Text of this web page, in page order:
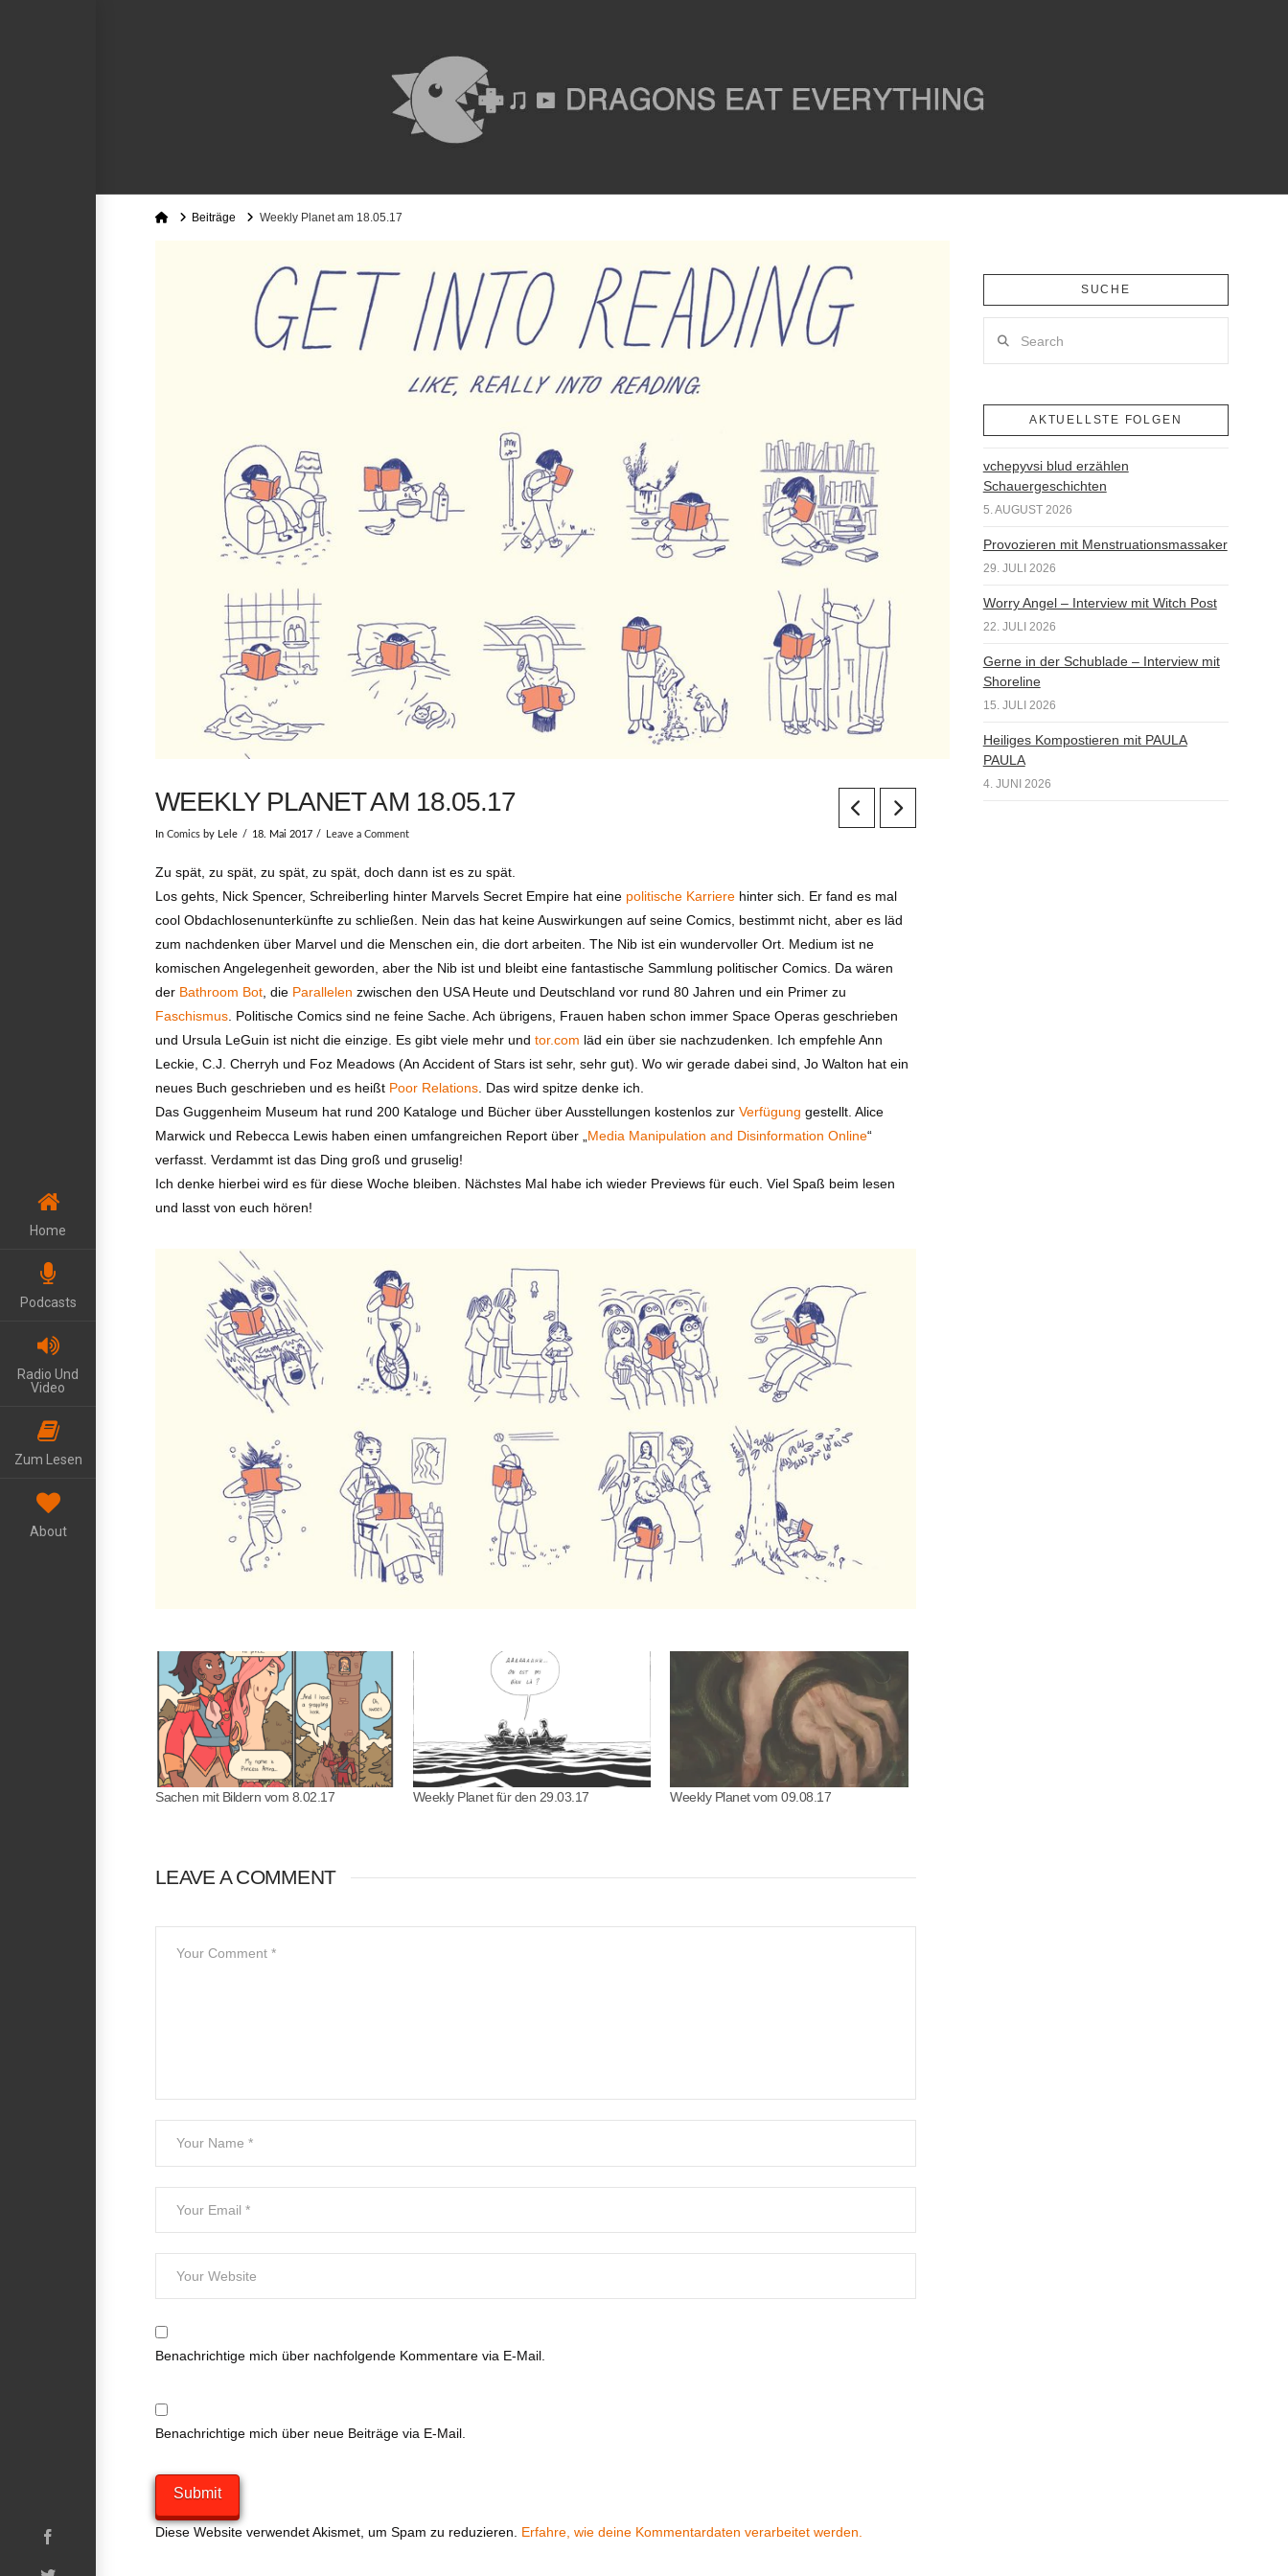
Home
Podcasts
Radio Und
Video
Zum Lesen
About
HomeBeiträge Weekly Planet am 18.05.17
WEEKLY PLANET AM 18.05.17
InComics by Lele 18. Mai 2017 Leave a Comment
Zu spät, zu spät, zu spät, zu spät, doch dann ist es zu spät.
Los gehts, Nick Spencer, Schreiberling hinter Marvels Secret Empire hat eine politische Karriere hinter sich. Er fand es mal
cool Obdachlosenunterkünfte zu schließen. Nein das hat keine Auswirkungen auf seine Comics, bestimmt nicht, aber es läd
zum nachdenken über Marvel und die Menschen ein, die dort arbeiten. The Nib ist ein wundervoller Ort. Medium ist ne
komischen Angelegenheit geworden, aber the Nib ist und bleibt eine fantastische Sammlung politischer Comics. Da wären
der Bathroom Bot , die Parallelen zwischen den USA Heute und Deutschland vor rund 80 Jahren und ein Primer zu
Faschismus . Politische Comics sind ne feine Sache. Ach übrigens, Frauen haben schon immer Space Operas geschrieben
und Ursula LeGuin ist nicht die einzige. Es gibt viele mehr undtor.com läd ein über sie nachzudenken. Ich empfehle Ann
Leckie, C.J. Cherryh und Foz Meadows (An Accident of Stars ist sehr, sehr gut). Wo wir gerade dabei sind, Jo Walton hat ein
neues Buch geschrieben und es heißt Poor Relations . Das wird spitze denke ich.
Das Guggenheim Museum hat rund 200 Kataloge und Bücher über Ausstellungen kostenlos zurVerfügung gestellt. Alice
Marwick und Rebecca Lewis haben einen umfangreichen Report über „ Media Manipulation and Disinformation Online“
verfasst. Verdammt ist das Ding groß und gruselig!
Ich denke hierbei wird es für diese Woche bleiben. Nächstes Mal habe ich wieder Previews für euch. Viel Spaß beim lesen
und lasst von euch hören!
Sachen mit Bildern vom 8.02.17 Weekly Planet für den 29.03.17 Weekly Planet vom 09.08.17
LEAVE A COMMENT
Benachrichtige mich über nachfolgende Kommentare via E-Mail.
Benachrichtige mich über neue Beiträge via E-Mail.
Diese Website verwendet Akismet, um Spam zu reduzieren. Erfahre, wie deine Kommentardaten verarbeitet werden.
SUCHE
AKTUELLSTE FOLGEN
vchepyvsi blud erzählen
Schauergeschichten
5. AUGUST 2026
Provozieren mit Menstruationsmassaker
29. JULI 2026
Worry Angel – Interview mit Witch Post
22. JULI 2026
Gerne in der Schublade – Interview mit
Shoreline
15. JULI 2026
Heiliges Kompostieren mit PAULA
PAULA
4. JUNI 2026